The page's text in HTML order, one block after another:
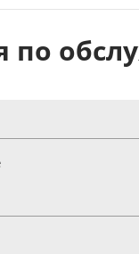
по